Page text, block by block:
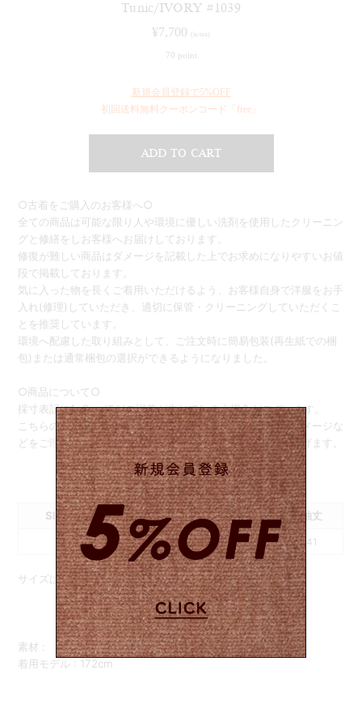
Tunic/IVORY #1039
¥7,700 (in tax)
70 point
新規会員登録で5%OFF
初回送料無料クーポンコード「free」
ADD TO CART
○古着をご購入のお客様へ○
全ての商品は可能な限り人や環境に優しい洗剤を使用したクリーニン
グと修繕をしお客様へお届けしております。
修復が難しい商品はダメージを記載した上でお求めになりやすいお値
段で掲載しております。
気に入った物を長くご着用いただけるよう、お客様自身で洋服をお手
入れ(修理)していただき、適切に保管・クリーニングしていただくこ
とを推奨しています。
環境へ配慮した取り組みとして、ご注文時に簡易包装(再生紙での梱
包)または通常梱包の選択ができるようになりました。
○商品について○
採寸表記に1~2cmほどの誤差が生じてしまう場合がございます。
こちらの商品は新品ではない為、経年による変化や多少のダメージな
どをご理解いただいた上でご購入頂けますようお願い申し上げます。
SIZE 肩幅 身幅 着丈 袖丈
33 43 88 41
サイズはcm表記です
素材 :
着用モデル : 172cm